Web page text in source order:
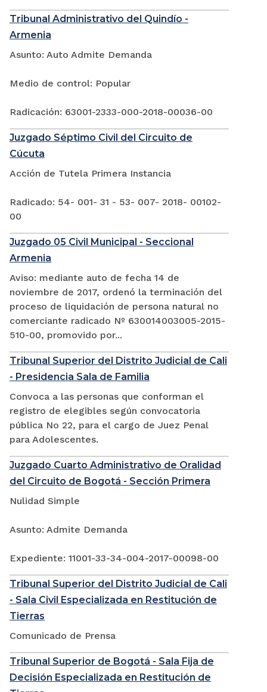
Tribunal Administrativo del Quindío -
Armenia
Asunto: Auto Admite Demanda
Medio de control: Popular
Radicación: 63001-2333-000-2018-00036-00
Juzgado Séptimo Civil del Circuito de
Cúcuta
Acción de Tutela Primera Instancia
Radicado: 54- 001- 31 - 53- 007- 2018- 00102-
00
Juzgado 05 Civil Municipal - Seccional
Armenia
Aviso: mediante auto de fecha 14 de
noviembre de 2017, ordenó la terminación del
proceso de liquidación de persona natural no
comerciante radicado Nº 630014003005-2015-
510-00, promovido por...
Tribunal Superior del Distrito Judicial de Cali
- Presidencia Sala de Familia
Convoca a las personas que conforman el
registro de elegibles según convocatoria
pública No 22, para el cargo de Juez Penal
para Adolescentes.
Juzgado Cuarto Administrativo de Oralidad
del Circuito de Bogotá - Sección Primera
Nulidad Simple
Asunto: Admite Demanda
Expediente: 11001-33-34-004-2017-00098-00
Tribunal Superior del Distrito Judicial de Cali
- Sala Civil Especializada en Restitución de
Tierras
Comunicado de Prensa
Tribunal Superior de Bogotá - Sala Fija de
Decisión Especializada en Restitución de